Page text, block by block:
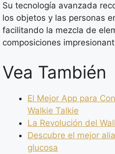
Su tecnología avanzada
los objetos y las personas
facilitando la mezcla de
composiciones
Vea También
El Mejor App para
Walkie Talkie
La Revolución del
Descubre el mejor
glucosa